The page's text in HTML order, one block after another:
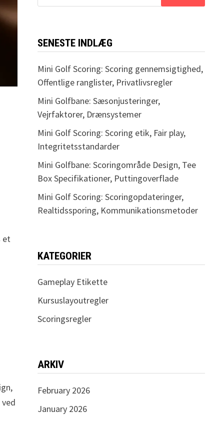
et
for:
SENESTE INDLÆG
Mini Golf Scoring: Scoring gennemsigtighed,
Offentlige ranglister, Privatlivsregler
Mini Golfbane: Sæsonjusteringer,
Vejrfaktorer, Drænsystemer
Mini Golf Scoring: Scoring etik, Fair play,
Integritetsstandarder
Mini Golfbane: Scoringområde Design, Tee
Box Specifikationer, Puttingoverflade
Mini Golf Scoring: Scoringopdateringer,
Realtidssporing, Kommunikationsmetoder
KATEGORIER
Gameplay Etikette
Kursuslayoutregler
Scoringsregler
ARKIV
February 2026
January 2026